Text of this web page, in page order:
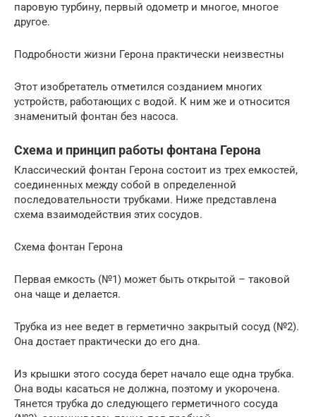
паровую турбину, первый одометр и многое, многое
другое.
Подробности жизни Герона практически неизвестны
Этот изобретатель отметился созданием многих
устройств, работающих с водой. К ним же и относится
знаменитый фонтан без насоса.
Схема и принцип работы фонтана Герона
Классический фонтан Герона состоит из трех емкостей,
соединенных между собой в определенной
последовательности трубками. Ниже представлена
схема взаимодействия этих сосудов.
Схема фонтан Герона
Первая емкость (№1) может быть открытой – таковой
она чаще и делается.
Трубка из нее ведет в герметично закрытый сосуд (№2).
Она достает практически до его дна.
Из крышки этого сосуда берет начало еще одна трубка.
Она воды касаться не должна, поэтому и укорочена.
Тянется трубка до следующего герметичного сосуда